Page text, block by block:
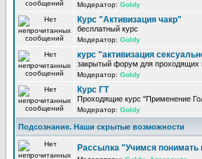
Модератор: Goldy
Курс "Активизация чакр"
бесплатный курс
Модератор: Goldy
курс "активизация
закрытый форум для проходящих
Модератор: Goldy
Курс ГТ
Проходящие курс "Применение
Модератор: Goldy
Подсознание. Наши скрытые возможности
Рассылка "Учимся понимать